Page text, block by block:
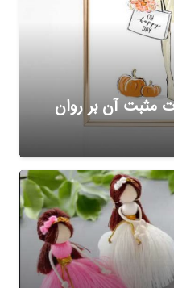
مثبت آن بر روان